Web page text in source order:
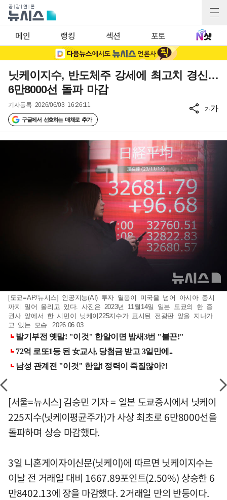
메인 랭킹 섹션 포토
닛케이지수, 반도체주 강세에 최고치 경신…
6만8000선 돌파 마감
기사등록 2026/06/03 16:26:11
구글에서 선호하는 매체로 추가
가가
[도쿄=AP/뉴시스] 인공지능(AI) 투자 열풍이 미국을 넘어 아시아 증시
까지 밀어 올리고 있다. 사진은 2023년 11월14일 일본 도쿄의 한 증
권사 앞에서 한 시민이 닛케이225지수가 표시된 전광판 앞을 지나가
고 있는 모습. 2026.06.03.
[서울=뉴시스] 김승민 기자 = 일본 도쿄증시에서 닛케이
225지수(닛케이평균주가)가 사상 최초로 6만8000선을
돌파하며 상승 마감했다.
3일 니혼게이자이신문(닛케이)에 따르면 닛케이지수는
이날 전 거래일 대비 1667.89포인트(2.50%) 상승한 6
만8402.13에 장을 마감했다. 2거래일 만의 반등이다.